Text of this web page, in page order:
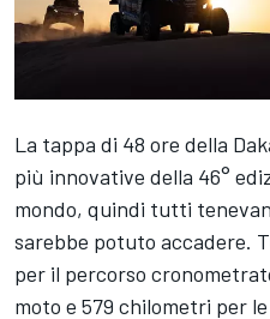
La tappa di 48 ore della
più innovative della 46°
mondo, quindi tutti
sarebbe potuto accadere.
per il percorso
moto e 579 chilometri per